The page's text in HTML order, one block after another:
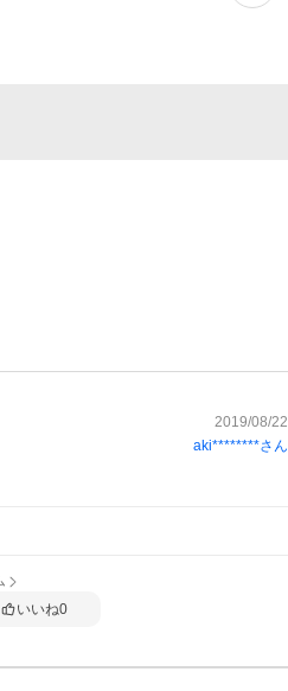
2019/08/22
aki********さん
いいね0